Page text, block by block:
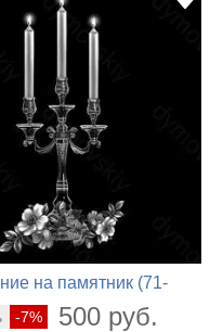
на памятник (71-
-7% 500 руб.